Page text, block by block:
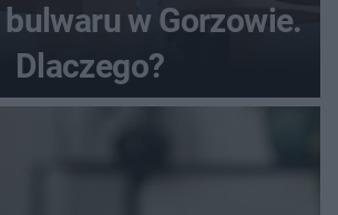
w Gorzowie.
Dlaczego?